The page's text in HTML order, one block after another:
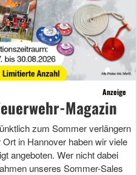
Anzeige
Magazin
zum Sommer verlängern
in Hannover haben wir viele
angeboten. Wer nicht dabei
unseres Sommer-Sales